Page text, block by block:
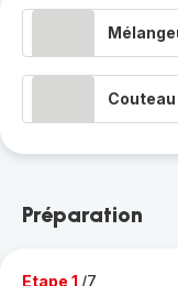
Préparation
Etape 1 /7